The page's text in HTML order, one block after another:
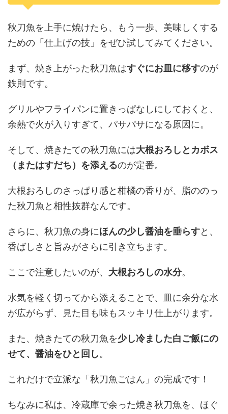
秋刀魚を上手に焼けたら、もう一歩、美味しくする
ための「仕上げの技」をぜひ試してみてください。
まず、焼き上がった秋刀魚はすぐにお皿に移すのが
鉄則です。
グリルやフライパンに置きっぱなしにしておくと、
余熱で火が入りすぎて、パサパサになる原因に。
そして、焼きたての秋刀魚には大根おろしとカボス
（またはすだち）を添えるのが定番。
大根おろしのさっぱり感と柑橘の香りが、脂ののっ
た秋刀魚と相性抜群なんです。
さらに、秋刀魚の身にほんの少し醤油を垂らすと、
香ばしさと旨みがさらに引き立ちます。
ここで注意したいのが、 大根おろしの水分。
水気を軽く切ってから添えることで、皿に余分な水
が広がらず、見た目も味もスッキリ仕上がります。
また、焼きたての秋刀魚を少し冷ました白ご飯にの
せて、醤油をひと回し。
これだけで立派な「秋刀魚ごはん」の完成です！
ちなみに私は、冷蔵庫で余った焼き秋刀魚を、ほぐ